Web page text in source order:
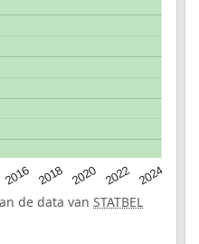
2016 2018 2020 2022 2024
de data van STATBEL